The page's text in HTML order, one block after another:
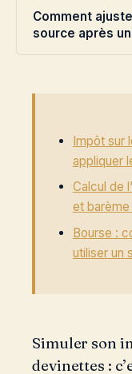
Comment
source après
Impôt sur
appliquer
Calcul de
et
Bourse :
utiliser un
Simuler son
devinettes :